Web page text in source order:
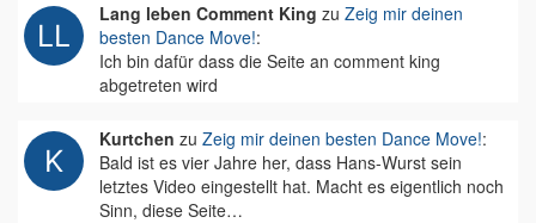
Lang leben Comment King zu Zeig mir deinen
besten Dance Move!:
Ich bin dafür dass die Seite an comment king
abgetreten wird
Kurtchen zu Zeig mir deinen besten Dance Move!:
Bald ist es vier Jahre her, dass Hans-Wurst sein
letztes Video eingestellt hat. Macht es eigentlich noch
Sinn, diese Seite…